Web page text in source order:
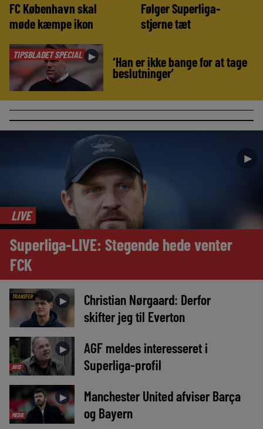
FC København skal
møde kæmpe ikon
Følger Superliga-
stjerne tæt
TIPSBLADET SPECIAL ► ‘Han er ikke bange for at tage
beslutninger’
►
LIVE
Superliga-LIVE: Stegende hede venter
FCK
TRANSFER ►
Christian Nørgaard: Derfor
skifter jeg til Everton
AVIS
►
AGF meldes interesseret i
Superliga-profil
MEDIE
►
Manchester United afviser Barça
og Bayern